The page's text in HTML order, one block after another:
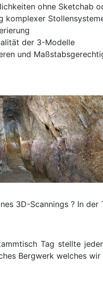
ohne Sketchab
komplexer
der 3-Modelle
und
3D-Scannings ? In
Tag stellte
Bergwerk welches